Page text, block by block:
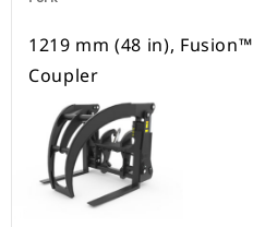
1219 mm (48 in), Fusion™
Coupler